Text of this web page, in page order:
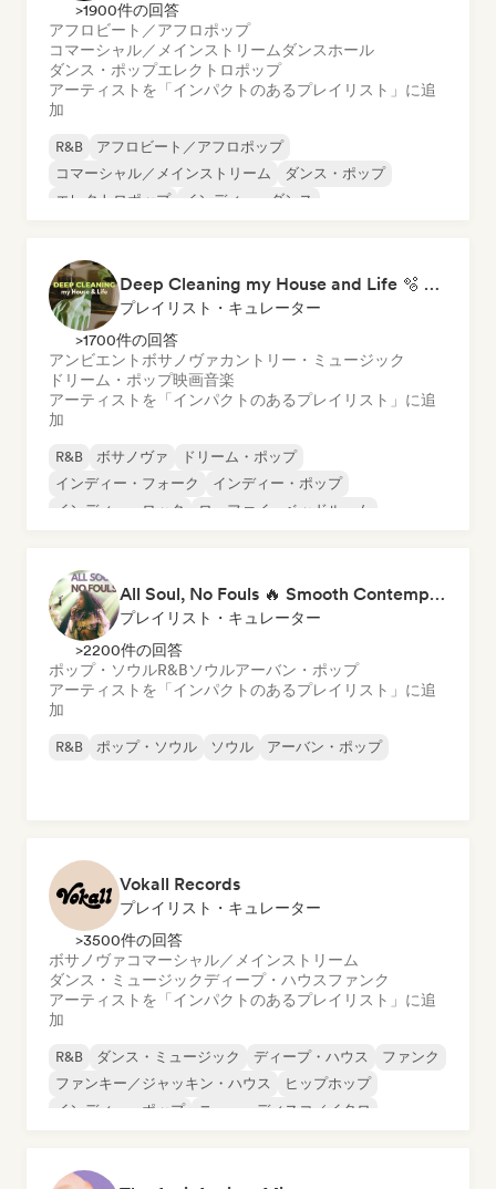
>1900件の回答
アフロビート／アフロポップ
コマーシャル／メインストリーム ダンスホール
ダンス・ポップエレクトロポップ
アーティストを「インパクトのあるプレイリスト」に追
加
R&B
アフロビート／アフロポップ
コマーシャル／メインストリーム
ダンス・ポップ
エレクトロポップ
インディー・ダンス
Deep Cleaning my House and Life 🫧 Bedroom Pop & Indie Pop
プレイリスト・キュレーター
>1700件の回答
アンビエント ボサノヴァカントリー・ミュージック
ドリーム・ポップ映画音楽
アーティストを「インパクトのあるプレイリスト」に追
加
R&B ボサノヴァ
ドリーム・ポップ
インディー・フォーク
インディー・ポップ
インディー・ロック
ローファイ・ベッドルーム
All Soul, No Fouls 🔥 Smooth Contemporary R&B & Neo Soul
プレイリスト・キュレーター
>2200件の回答
ポップ・ソウルR&Bソウルアーバン・ポップ
アーティストを「インパクトのあるプレイリスト」に追
加
R&B ポップ・ソウル ソウル アーバン・ポップ
Vokall Records
プレイリスト・キュレーター
>3500件の回答
ボサノヴァコマーシャル／メインストリーム
ダンス・ミュージックディープ・ハウスファンク
アーティストを「インパクトのあるプレイリスト」に追
加
R&B ダンス・ミュージック ディープ・ハウス
ファンク
ファンキー／ジャッキン・ハウス
ヒップホップ
インディー・ポップ
ニュー・ディスコ／イタロ